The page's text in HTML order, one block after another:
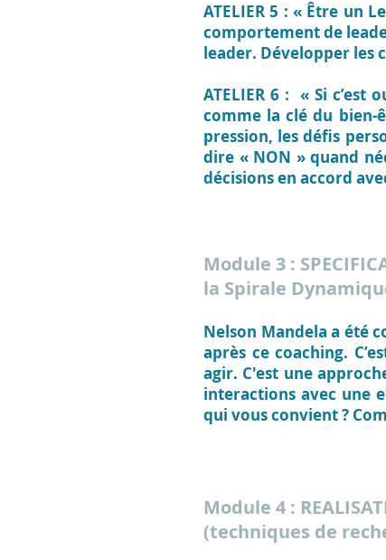
ATELIER 5 : « Être un
comportement de
leader. Développer les
ATELIER 6 : « Si c’est
comme la clé du bien-
pression, les défis
dire « NON » quand
décisions en accord
Module 3 :
la Spirale
Nelson Mandela a été
après ce coaching.
agir. C'est une
interactions avec une
qui vous convient ?
Module 4 :
(techniques de